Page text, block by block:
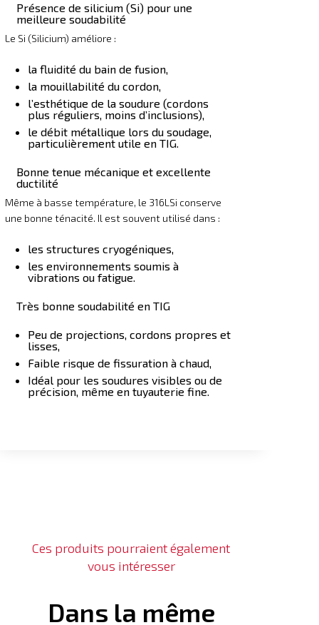
Présence de silicium (Si) pour une
meilleure soudabilité
Le Si (Silicium) améliore :
la fluidité du bain de fusion,
la mouillabilité du cordon,
l’esthétique de la soudure (cordons
plus réguliers, moins d’inclusions),
le débit métallique lors du soudage,
particulièrement utile en TIG.
Bonne tenue mécanique et excellente
ductilité
Même à basse température, le 316LSi conserve
une bonne ténacité. Il est souvent utilisé dans :
les structures cryogéniques,
les environnements soumis à
vibrations ou fatigue.
Très bonne soudabilité en TIG
Peu de projections, cordons propres et
lisses,
Faible risque de fissuration à chaud,
Idéal pour les soudures visibles ou de
précision, même en tuyauterie fine.
Ces produits pourraient également
vous intéresser
Dans la même